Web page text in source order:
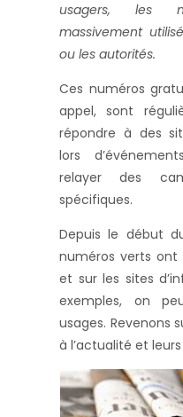
usagers, les
massivement
ou les autorités.
Ces numéros
appel, sont
répondre à des
lors
relayer des
spécifiques.
Depuis le début
numéros verts ont
et sur les sites
exemples, on
usages. Revenons
à l’actualité et